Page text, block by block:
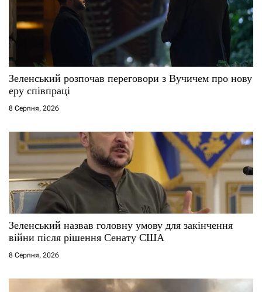
п
и
с
і
в
Зеленський розпочав переговори з Вучичем про нову
еру співпраці
8 Серпня, 2026
Зеленський назвав головну умову для закінчення
війни після рішення Сенату США
8 Серпня, 2026